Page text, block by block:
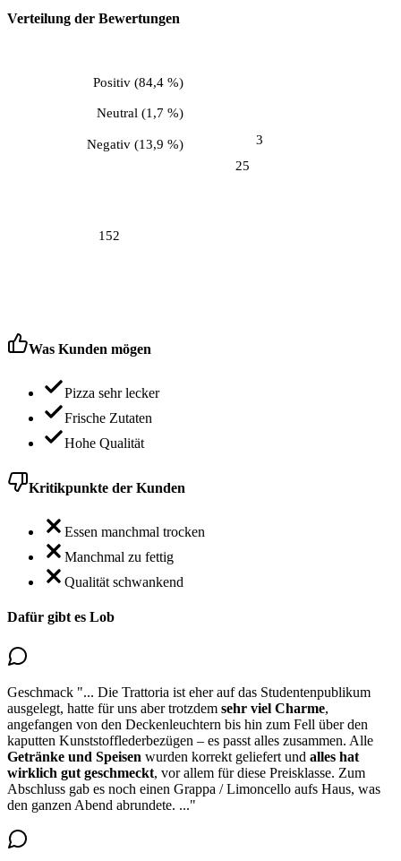
Verteilung der Bewertungen
25
Negativ(13,9 %) 3
Neutral (1,7 %)
152
Positiv(84,4 %)
Was Kunden mögen
Pizza sehr lecker
Frische Zutaten
Hohe Qualität
Kritikpunkte der Kunden
Essen manchmal trocken
Manchmal zu fettig
Qualität schwankend
Dafür gibt es Lob
Geschmack "... Die Trattoria ist eher auf das Studentenpublikum
ausgelegt, hatte für uns aber trotzdem sehr viel Charme,
angefangen von den Deckenleuchtern bis hin zum Fell über den
kaputten Kunststofflederbezügen – es passt alles zusammen. Alle
Getränke und Speisen wurden korrekt geliefert und alles hat
wirklich gut geschmeckt, vor allem für diese Preisklasse. Zum
Abschluss gab es noch einen Grappa / Limoncello aufs Haus, was
den ganzen Abend abrundete. ..."